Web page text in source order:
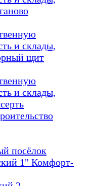
и склады,
щит
и склады,
посёлок
1" Комфорт-